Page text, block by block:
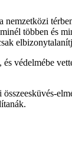
többen és
védelmébe